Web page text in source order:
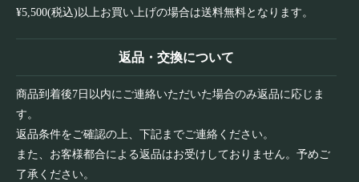
¥5,500(税込)以上お買い上げの場合は送料無料となります。
返品・交換について
商品到着後7日以内にご連絡いただいた場合のみ返品に応じま
す。
返品条件をご確認の上、下記までご連絡ください。
また、お客様都合による返品はお受けしておりません。予めご
了承ください。